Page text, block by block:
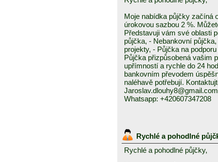
Moje nabídka půjčky začíná
úrokovou sazbou 2 %.
Představuji vám své oblasti
půjčka, - Nebankovní
projekty, - Půjčka na
Půjčka přizpůsobená vašim
upřímností a rychle do 24
bankovním převodem
naléhavě potřebují.
Jaroslav.dlouhy8@gmail.com
Whatsapp: +420607347208
Rychlé a pohodlné
Rychlé a pohodlné půjčky,